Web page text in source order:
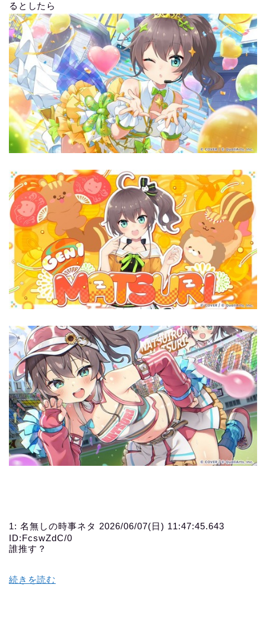
るとしたら
1: 名無しの時事ネタ 2026/06/07(日) 11:47:45.643
ID:FcswZdC/0
誰推す？
続きを読む